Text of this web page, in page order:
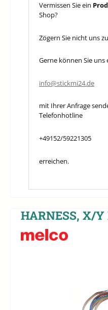
Vermissen Sie ein
Shop?
Zögern Sie nicht uns
Gerne können Sie uns
info@stickmi24.de
mit Ihrer Anfrage
Telefonhotline
+49152/59221305
erreichen.
HARNESS, X/Y